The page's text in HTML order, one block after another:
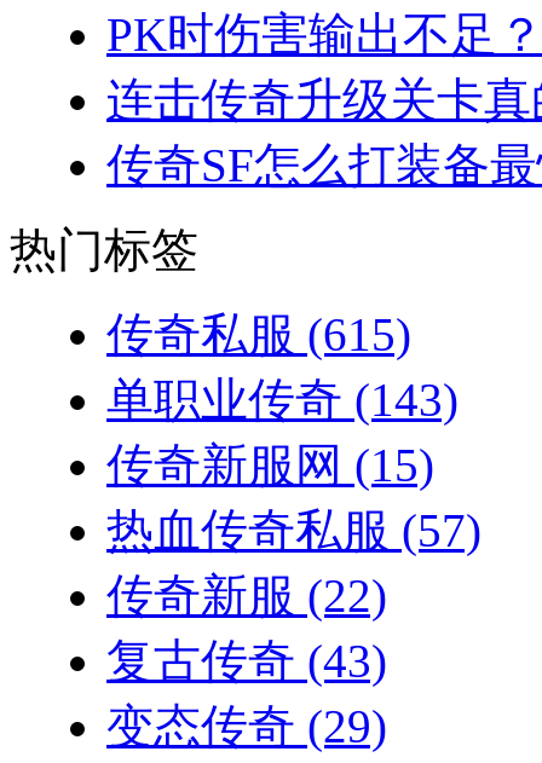
PK时伤害输出不足
连击传奇升级关卡
传奇SF怎么打装备
热门标签
传奇私服 (615)
单职业传奇 (143)
传奇新服网 (15)
热血传奇私服 (57)
传奇新服 (22)
复古传奇 (43)
变态传奇 (29)